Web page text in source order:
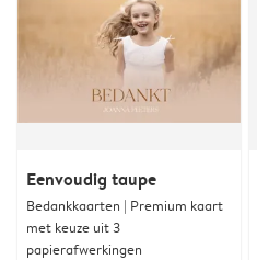
Eenvoudig taupe
Bedankkaarten | Premium kaart
met keuze uit 3
papierafwerkingen